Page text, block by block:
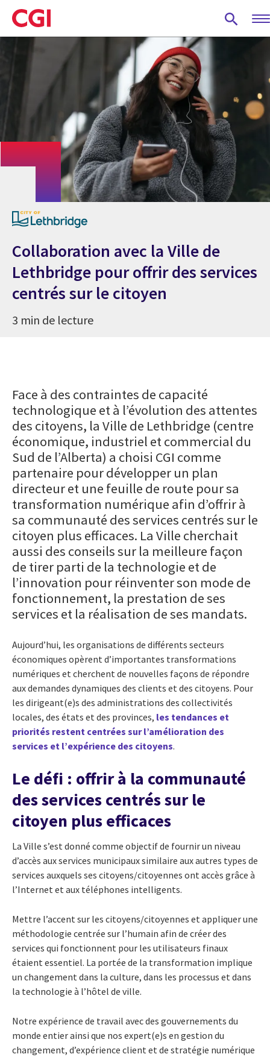
Skip
to
main
content
Collaboration avec la Ville de
Lethbridge pour offrir des services
centrés sur le citoyen
3 min de lecture
Face à des contraintes de capacité
technologique et à l’évolution des attentes
des citoyens, la Ville de Lethbridge (centre
économique, industriel et commercial du
Sud de l’Alberta) a choisi CGI comme
partenaire pour développer un plan
directeur et une feuille de route pour sa
transformation numérique afin d’offrir à
sa communauté des services centrés sur le
citoyen plus efficaces. La Ville cherchait
aussi des conseils sur la meilleure façon
de tirer parti de la technologie et de
l’innovation pour réinventer son mode de
fonctionnement, la prestation de ses
services et la réalisation de ses mandats.
Aujourd’hui, les organisations de différents secteurs
économiques opèrent d’importantes transformations
numériques et cherchent de nouvelles façons de répondre
aux demandes dynamiques des clients et des citoyens. Pour
les dirigeant(e)s des administrations des collectivités
locales, des états et des provinces, les tendances et
priorités restent centrées sur l’amélioration des
services et l’expérience des citoyens.
Le défi : offrir à la communauté
des services centrés sur le
citoyen plus efficaces
La Ville s’est donné comme objectif de fournir un niveau
d’accès aux services municipaux similaire aux autres types de
services auxquels ses citoyens/citoyennes ont accès grâce à
l’Internet et aux téléphones intelligents.
Mettre l’accent sur les citoyens/citoyennes et appliquer une
méthodologie centrée sur l’humain afin de créer des
services qui fonctionnent pour les utilisateurs finaux
étaient essentiel. La portée de la transformation implique
un changement dans la culture, dans les processus et dans
la technologie à l’hôtel de ville.
Notre expérience de travail avec des gouvernements du
monde entier ainsi que nos expert(e)s en gestion du
changement, d’expérience client et de stratégie numérique